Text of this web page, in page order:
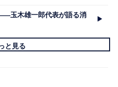
玉木雄一郎代表が語る消
と見る